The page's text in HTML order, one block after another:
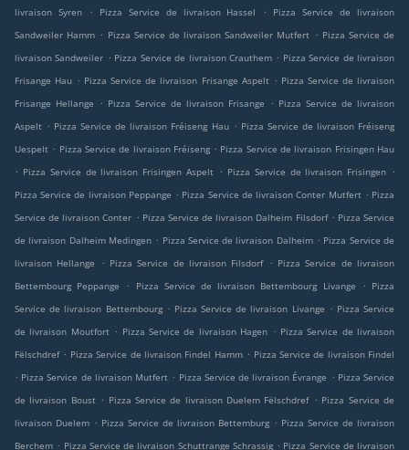
livraison Syren
. Pizza Service de livraison Hassel .
Pizza Service de livraison
Sandweiler Hamm . Pizza Service de livraison Sandweiler Mutfert . Pizza Service de
livraison Sandweiler . Pizza Service de livraison Crauthem . Pizza Service de livraison
Frisange Hau . Pizza Service de livraison Frisange Aspelt . Pizza Service de livraison
Frisange Hellange
. Pizza Service de livraison Frisange . Pizza Service de livraison
Aspelt . Pizza Service de livraison Fréiseng Hau . Pizza Service de livraison Fréiseng
Uespelt . Pizza Service de livraison Fréiseng . Pizza Service de livraison Frisingen Hau
. Pizza Service de livraison Frisingen Aspelt . Pizza Service de livraison Frisingen .
Pizza Service de livraison Peppange . Pizza Service de livraison Conter Mutfert . Pizza
Service de livraison Conter . Pizza Service de livraison Dalheim Filsdorf . Pizza Service
de livraison Dalheim Medingen . Pizza Service de livraison Dalheim . Pizza Service de
livraison Hellange
. Pizza Service de livraison Filsdorf . Pizza Service de livraison
Bettembourg Peppange
. Pizza Service de livraison Bettembourg Livange . Pizza
Service de livraison Bettembourg . Pizza Service de livraison Livange . Pizza Service
de livraison Moutfort . Pizza Service de livraison Hagen . Pizza Service de livraison
Fëlschdref . Pizza Service de livraison Findel Hamm . Pizza Service de livraison Findel
. Pizza Service de livraison Mutfert . Pizza Service de livraison Évrange . Pizza Service
de livraison Boust . Pizza Service de livraison Duelem Fëlschdref . Pizza Service de
livraison Duelem . Pizza Service de livraison Bettemburg . Pizza Service de livraison
Berchem . Pizza Service de livraison Schuttrange Schrassig . Pizza Service de livraison